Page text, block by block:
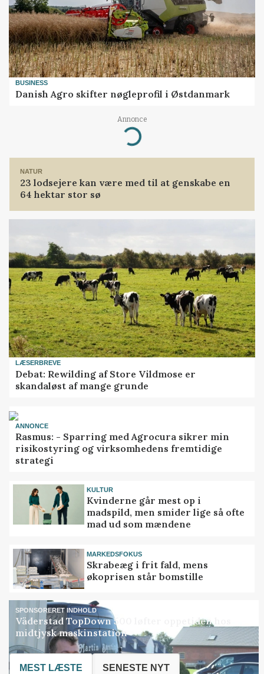
BUSINESS
Danish Agro skifter nøgleprofil i Østdanmark
Annonce
Loading...
NATUR
23 lodsejere kan være med til at genskabe en
64 hektar stor sø
LÆSERBREVE
Debat: Rewilding af Store Vildmose er
skandaløst af mange grunde
ANNONCE
Rasmus: - Sparring med Agrocura sikrer min
risikostyring og virksomhedens fremtidige
strategi
KULTUR
Kvinderne går mest op i
madspild, men smider lige så ofte
mad ud som mændene
MARKEDSFOKUS
Skrabeæg i frit fald, mens
økoprisen står bomstille
SPONSORERET INDHOLD
Väderstad TopDown 500 løfter oppetiden hos
midtjysk maskinstation
MEST LÆSTE SENESTE NYT